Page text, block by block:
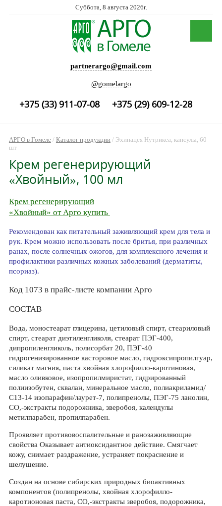
Суббота, 8 августа 2026г.
partnerargo@gmail.com
@gomelargo
+375 (33) 911-07-08 +375 (29) 609-12-28
АРГО в Гомеле/ Каталог продукции/ Эхинацея Нутрикеа, капсулы, 60
шт
Крем регенерирующий
«Хвойный», 100 мл
Крем регенерирующий
«Хвойный» от Арго купить
Рекомендован как питательный заживляющий крем для тела и
рук. Крем можно использовать после бритья, при различных
ранах, после солнечных ожогов, для комплексного лечения и
профилактики различных кожных заболеваний (дерматиты,
псориаз).
Код 1073 в прайс-листе компании Арго
СОСТАВ
Вода, моностеарат глицерина, цетиловый спирт, стеариловый
спирт, стеарат диэтиленгликоля, стеарат ПЭГ-400,
дипропиленгликоль, полисорбат 20, ПЭГ-40
гидрогенизированное касторовое масло, гидроксипропилгуар,
силикат магния, паста хвойная хлорофилло-каротиновая,
масло оливковое, изопропилмиристат, гидрированный
полиизобутен, сквалан, минеральное масло, полиакриламид/
С13-14 изопарафин/лаурет-7, полипренолы, ПЭГ-75 ланолин,
СО,-экстракты подорожника, зверобоя, календулы
метилпарабен, пропилпарабен.
Проявляет противовоспалительные и ранозаживляющие
свойства Оказывает антиоксидантное действие. Смягчает
кожу, снимает раздражение, устраняет покраснение и
шелушение.
Создан на основе сибирских природных биоактивных
компонентов (полипренолы, хвойная хлорофилло-
каротионовая паста, СО,-экстракты зверобоя, подорожника,